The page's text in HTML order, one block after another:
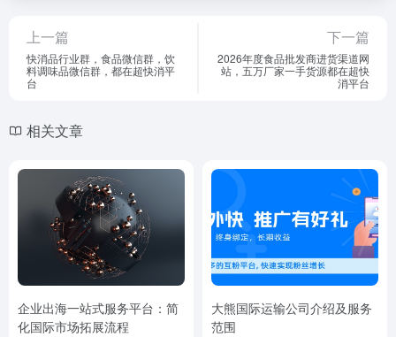
上一篇
快消品行业群，食品微信群，饮
料调味品微信群，都在超快消平
台
下一篇
2026年度食品批发商进货渠道网
站，五万厂家一手货源都在超快
消平台
相关文章
企业出海一站式服务平台：简
化国际市场拓展流程
大熊国际运输公司介绍及服务
范围